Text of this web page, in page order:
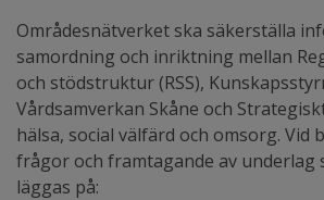
Områdesnätverket ska säkerställa
samordning och inriktning mellan
och stödstruktur (RSS),
Vårdsamverkan Skåne och
hälsa, social välfärd och omsorg. Vid
frågor och framtagande av underlag
läggas på: